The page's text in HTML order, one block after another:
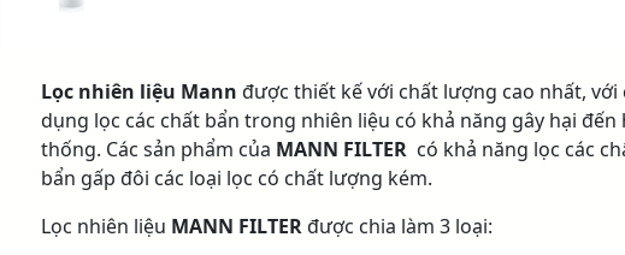
Lọc nhiên liệu Mann được thiết kế với chất lượng cao nhất, với
dụng lọc các chất bẩn trong nhiên liệu có khả năng gây hại đến
thống. Các sản phẩm của MANN FILTER có khả năng lọc các
bẩn gấp đôi các loại lọc có chất lượng kém.
Lọc nhiên liệu MANN FILTERđược chia làm 3 loại: